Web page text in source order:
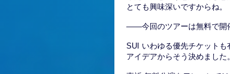
とても興味深いですからね。
――今回のツアーは無料で開
SUI いわゆる優先チケット
アイデアからそう決めました。